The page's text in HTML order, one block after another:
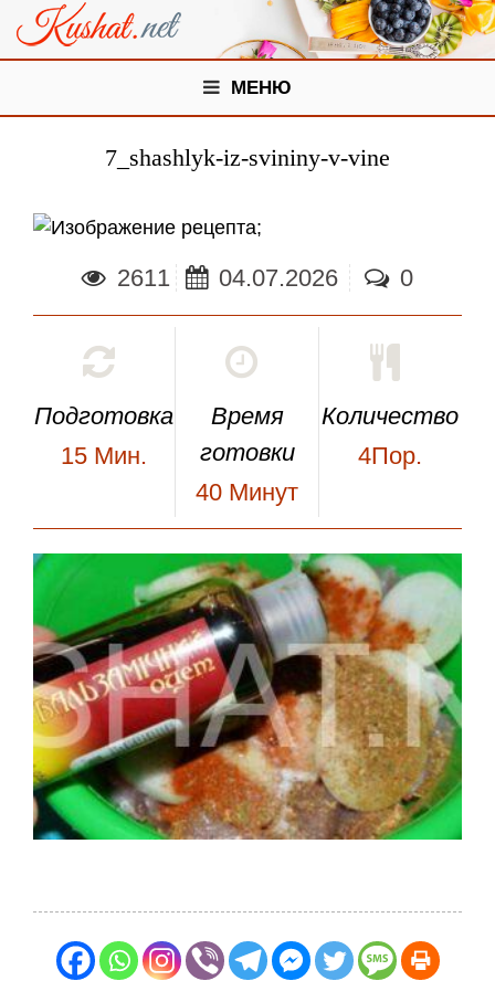
МЕНЮ
7_shashlyk-iz-svininy-v-vine
;
2611 04.07.2026 0
Подготовка
15 Мин.
Время
готовки
40 Минут
Количество
4Пор.